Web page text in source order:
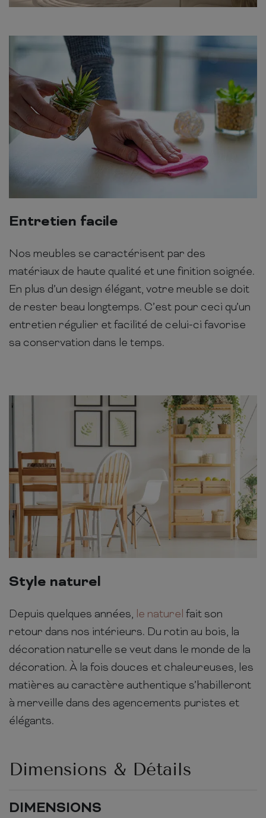
Entretien facile
Nos meubles se caractérisent par des
matériaux de haute qualité et une finition soignée.
En plus d’un design élégant, votre meuble se doit
de rester beau longtemps. C’est pour ceci qu’un
entretien régulier et facilité de celui-ci favorise
sa conservation dans le temps.
Style naturel
Depuis quelques années, le naturel fait son
retour dans nos intérieurs. Du rotin au bois, la
décoration naturelle se veut dans le monde de la
décoration. À la fois douces et chaleureuses, les
matières au caractère authentique s’habilleront
à merveille dans des agencements puristes et
élégants.
Dimensions & Détails
DIMENSIONS